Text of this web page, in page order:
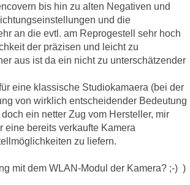
bis hin zu alten Negativen und
und die
an die evtl. am Reprogestell sehr hoch
der präzisen und leicht zu
aus ist da ein nicht zu unterschätzender
eine klassische Studiokamaera (bei der
von wirklich entscheidender Bedeutung
ein netter Zug vom Hersteller, mir
eine bereits verkaufte Kamera
zu liefern.
mit dem WLAN-Modul der Kamera? ;-) )